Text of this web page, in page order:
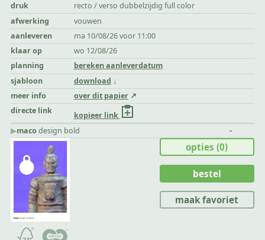
druk
recto / verso dubbelzijdig full color
afwerking
vouwen
aanleveren
ma 10/08/26 voor 11:00
klaar op
wo 12/08/26
planning
bereken aanleverdatum
sjabloon
download
meer info
over dit papier
directe link
kopieer link
▶︎macodesign bold -
opties(0)
bestel
maak favoriet